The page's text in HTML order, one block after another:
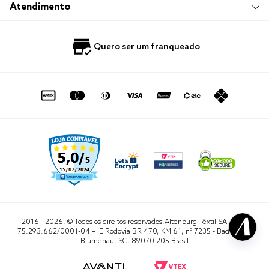
Compre e Retire em Loja
Política de Privacidade
Hotelaria
Atendimento
0800 729 1588
sac@altenburg.com.br
Quero ser um franqueado
2016 - 2026. © Todos os direitos reservados.Altenburg Têxtil SA- CNPJ
75.293.662/0001-04 – IE Rodovia BR 470, KM 61, nº 7235 - Badenfurt,
Blumenau, SC, 89070-205 Brasil